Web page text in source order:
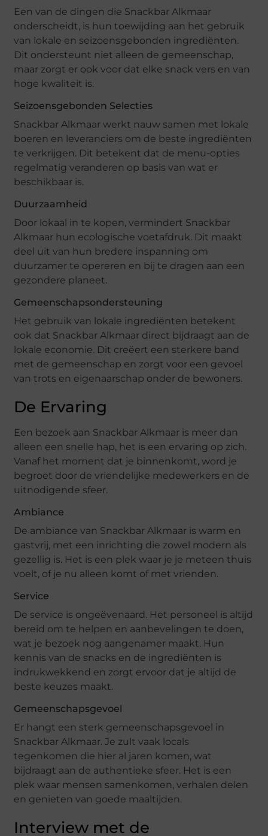
Een van de dingen die Snackbar Alkmaar
onderscheidt, is hun toewijding aan het gebruik
van lokale en seizoensgebonden ingrediënten.
Dit ondersteunt niet alleen de gemeenschap,
maar zorgt er ook voor dat elke snack vers en van
hoge kwaliteit is.
Seizoensgebonden Selecties
Snackbar Alkmaar werkt nauw samen met lokale
boeren en leveranciers om de beste ingrediënten
te verkrijgen. Dit betekent dat de menu-opties
regelmatig veranderen op basis van wat er
beschikbaar is.
Duurzaamheid
Door lokaal in te kopen, vermindert Snackbar
Alkmaar hun ecologische voetafdruk. Dit maakt
deel uit van hun bredere inspanning om
duurzamer te opereren en bij te dragen aan een
gezondere planeet.
Gemeenschapsondersteuning
Het gebruik van lokale ingrediënten betekent
ook dat Snackbar Alkmaar direct bijdraagt aan de
lokale economie. Dit creëert een sterkere band
met de gemeenschap en zorgt voor een gevoel
van trots en eigenaarschap onder de bewoners.
De Ervaring
Een bezoek aan Snackbar Alkmaar is meer dan
alleen een snelle hap, het is een ervaring op zich.
Vanaf het moment dat je binnenkomt, word je
begroet door de vriendelijke medewerkers en de
uitnodigende sfeer.
Ambiance
De ambiance van Snackbar Alkmaar is warm en
gastvrij, met een inrichting die zowel modern als
gezellig is. Het is een plek waar je je meteen thuis
voelt, of je nu alleen komt of met vrienden.
Service
De service is ongeëvenaard. Het personeel is altijd
bereid om te helpen en aanbevelingen te doen,
wat je bezoek nog aangenamer maakt. Hun
kennis van de snacks en de ingrediënten is
indrukwekkend en zorgt ervoor dat je altijd de
beste keuzes maakt.
Gemeenschapsgevoel
Er hangt een sterk gemeenschapsgevoel in
Snackbar Alkmaar. Je zult vaak locals
tegenkomen die hier al jaren komen, wat
bijdraagt aan de authentieke sfeer. Het is een
plek waar mensen samenkomen, verhalen delen
en genieten van goede maaltijden.
Interview met de